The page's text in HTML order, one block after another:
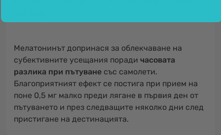
Мелатонинът допринася за облекчаване на
субективните усещания поради часовата
разлика при пътуване със самолети.
Благоприятният ефект се постига при прием на
поне 0,5 мг малко преди лягане в първия ден от
пътуването и през следващите няколко дни след
пристигане на дестинацията.